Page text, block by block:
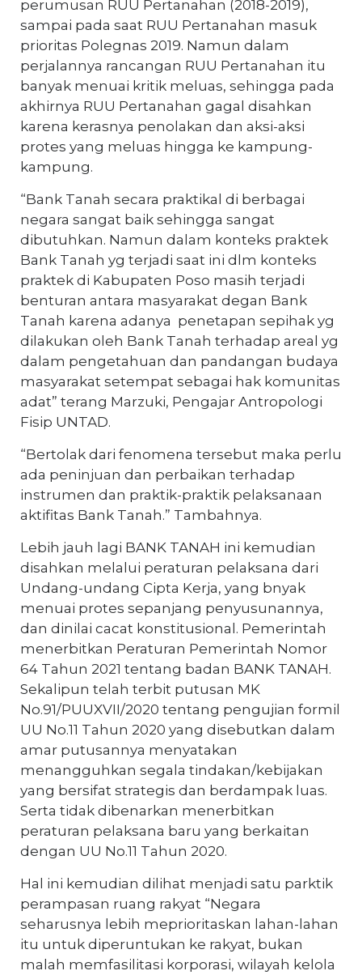
perumusan RUU Pertanahan (2018-2019),
sampai pada saat RUU Pertanahan masuk
prioritas Polegnas 2019. Namun dalam
perjalannya rancangan RUU Pertanahan itu
banyak menuai kritik meluas, sehingga pada
akhirnya RUU Pertanahan gagal disahkan
karena kerasnya penolakan dan aksi-aksi
protes yang meluas hingga ke kampung-
kampung.
“Bank Tanah secara praktikal di berbagai
negara sangat baik sehingga sangat
dibutuhkan. Namun dalam konteks praktek
Bank Tanah yg terjadi saat ini dlm konteks
praktek di Kabupaten Poso masih terjadi
benturan antara masyarakat degan Bank
Tanah karena adanya penetapan sepihak yg
dilakukan oleh Bank Tanah terhadap areal yg
dalam pengetahuan dan pandangan budaya
masyarakat setempat sebagai hak komunitas
adat” terang Marzuki, Pengajar Antropologi
Fisip UNTAD.
“Bertolak dari fenomena tersebut maka perlu
ada peninjuan dan perbaikan terhadap
instrumen dan praktik-praktik pelaksanaan
aktifitas Bank Tanah.” Tambahnya.
Lebih jauh lagi BANK TANAH ini kemudian
disahkan melalui peraturan pelaksana dari
Undang-undang Cipta Kerja, yang bnyak
menuai protes sepanjang penyusunannya,
dan dinilai cacat konstitusional. Pemerintah
menerbitkan Peraturan Pemerintah Nomor
64 Tahun 2021 tentang badan BANK TANAH.
Sekalipun telah terbit putusan MK
No.91/PUUXVII/2020 tentang pengujian formil
UU No.11 Tahun 2020 yang disebutkan dalam
amar putusannya menyatakan
menangguhkan segala tindakan/kebijakan
yang bersifat strategis dan berdampak luas.
Serta tidak dibenarkan menerbitkan
peraturan pelaksana baru yang berkaitan
dengan UU No.11 Tahun 2020.
Hal ini kemudian dilihat menjadi satu parktik
perampasan ruang rakyat “Negara
seharusnya lebih meprioritaskan lahan-lahan
itu untuk diperuntukan ke rakyat, bukan
malah memfasilitasi korporasi, wilayah kelola